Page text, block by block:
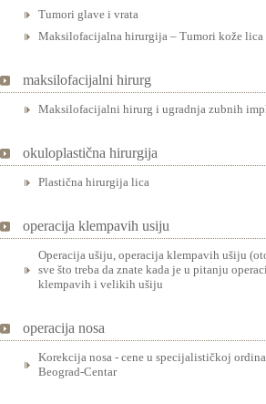
Tumori glave i vrata
Maksilofacijalna hirurgija – Tumori kože lica
maksilofacijalni hirurg
Maksilofacijalni hirurg i ugradnja zubnih
okuloplastična hirurgija
Plastična hirurgija lica
operacija klempavih usiju
Operacija ušiju, operacija klempavih ušiju
sve što treba da znate kada je u pitanju
klempavih i velikih ušiju
operacija nosa
Korekcija nosa - cene u specijalističkoj
Beograd-Centar